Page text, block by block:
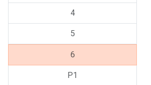
4
5
6
P1